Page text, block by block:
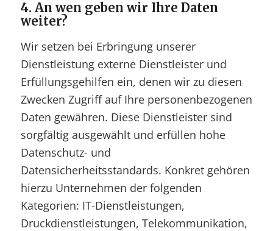
4. An wen geben wir Ihre Daten
weiter?
Wir setzen bei Erbringung unserer
Dienstleistung externe Dienstleister und
Erfüllungsgehilfen ein, denen wir zu diesen
Zwecken Zugriff auf Ihre personenbezogenen
Daten gewähren. Diese Dienstleister sind
sorgfältig ausgewählt und erfüllen hohe
Datenschutz- und
Datensicherheitsstandards. Konkret gehören
hierzu Unternehmen der folgenden
Kategorien: IT-Dienstleistungen,
Druckdienstleistungen, Telekommunikation,